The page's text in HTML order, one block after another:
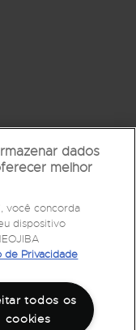
dados
melhor
você concorda
dispositivo
de Privacidade
todos os
cookies